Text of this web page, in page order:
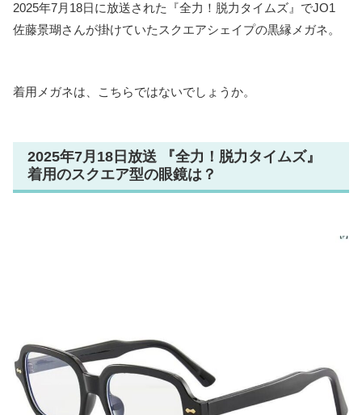
2025年7月18日に放送された『全力！脱力タイムズ』でJO1
佐藤景瑚さんが掛けていたスクエアシェイプの黒縁メガネ。
着用メガネは、こちらではないでしょうか。
2025年7月18日放送 『全力！脱力タイムズ』
着用のスクエア型の眼鏡は？